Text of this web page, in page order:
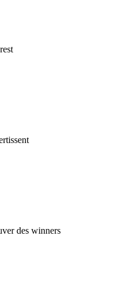
des winners